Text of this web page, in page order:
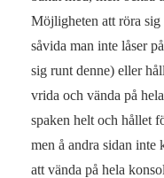
Möjligheten att röra sig
såvida man inte låser
sig runt denne) eller
vrida och vända på
spaken helt och hållet
men å andra sidan inte
att vända på hela